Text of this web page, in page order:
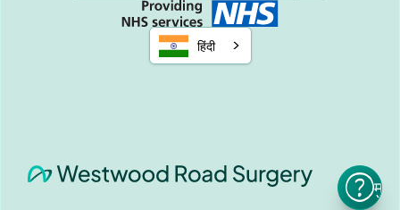
हिंदी
मुझे